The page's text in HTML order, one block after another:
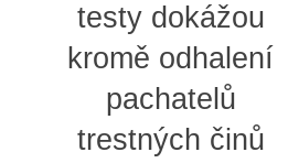
testy dokážou
kromě odhalení
pachatelů
trestných činů